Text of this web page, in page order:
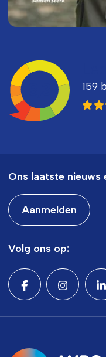
159
Ons laatste nieuws
Aanmelden
Volg ons op: